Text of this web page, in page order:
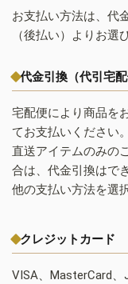
お支払い方法は、代
（後払い）よりお選
代金引換（代引宅配
宅配便により商品を
てお支払いください。
直送アイテムのみの
合は、代金引換はで
他の支払い方法を選
クレジットカード
VISA、MasterCard、